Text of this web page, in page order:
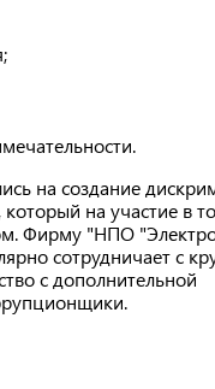
на создание
на участие в
Фирму "НПО
сотрудничает с
с дополнительной